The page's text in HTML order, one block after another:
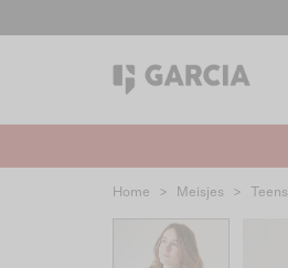
Home > Meisjes > Teens